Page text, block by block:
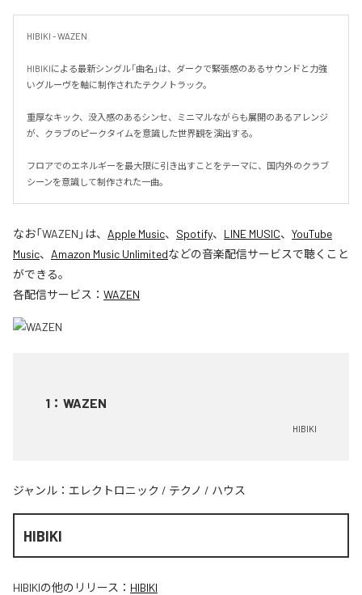
HIBIKI - WAZEN
HIBIKIによる最新シングル「曲名」は、ダークで緊張感のあるサウンドと力強
いグルーヴを軸に制作されたテクノトラック。
重厚なキック、没入感のあるシンセ、ミニマルながらも展開のあるアレンジ
が、クラブのピークタイムを意識した世界観を演出する。
フロアでのエネルギーを最大限に引き出すことをテーマに、国内外のクラブ
シーンを意識して制作された一曲。
なお「WAZEN 」は、 Apple Music、 Spotify、 LINE MUSIC、 YouTube
Music、 Amazon Music Unlimitedなどの音楽配信サービスで聴くこと
ができる。
各配信サービス： WAZEN
1 ： WAZEN
HIBIKI
ジャンル： エレクトロニック / テクノ / ハウス
HIBIKI
HIBIKIの他のリリース： HIBIKI